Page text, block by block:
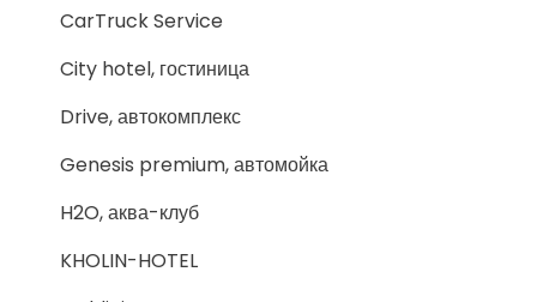
CarTruck Service
City hotel, гостиница
Drive, автокомплекс
Genesis premium, автомойка
H2O, аква-клуб
KHOLIN-HOTEL